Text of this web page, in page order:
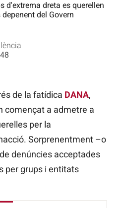
d'extrema dreta es querellen
del Govern
de la fatídica DANA,
començat a admetre a
per la
Sorprenentment –o
denúncies acceptades
per grups i entitats